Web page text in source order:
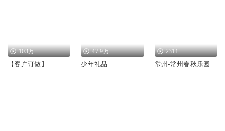
103万
【客户订做】
47.9万
少年礼品
2311
常州-常州春秋乐园